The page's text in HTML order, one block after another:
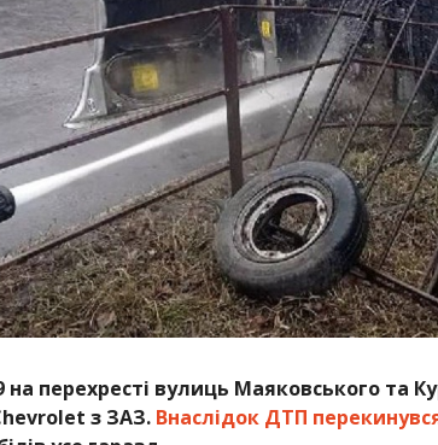
на перехресті вулиць Маяковського та
з ЗАЗ.Внаслідок ДТП